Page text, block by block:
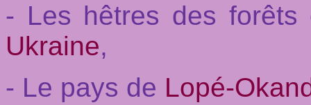
- Les hêtres des
Ukraine,
- Le pays de Lopé-